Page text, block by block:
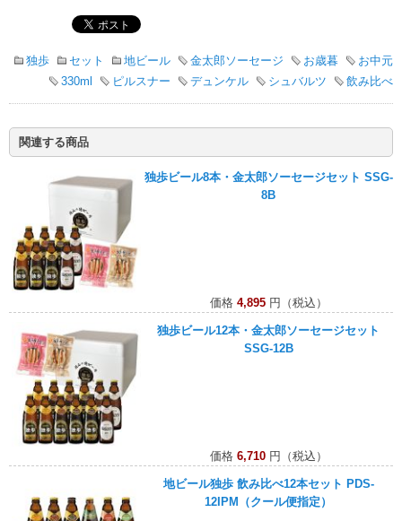
独歩 セット 地ビール 金太郎ソーセージ お歳暮
お中元
330ml
ピルスナー デュンケル シュバルツ 飲み比べ
関連する商品
独歩ビール8本・金太郎ソーセージセット SSG-
8B
価格 4,895円（税込）
独歩ビール12本・金太郎ソーセージセット
SSG-12B
価格 6,710円（税込）
地ビール独歩 飲み比べ12本セット PDS-
12IPM（クール便指定）